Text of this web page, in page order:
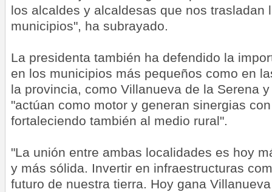
los alcaldes y alcaldesas que nos trasladan
municipios", ha subrayado.
La presidenta también ha defendido la
en los municipios más pequeños como en
la provincia, como Villanueva de la Serena
"actúan como motor y generan sinergias
fortaleciendo también al medio rural".
"La unión entre ambas localidades es hoy
y más sólida. Invertir en infraestructuras
futuro de nuestra tierra. Hoy gana